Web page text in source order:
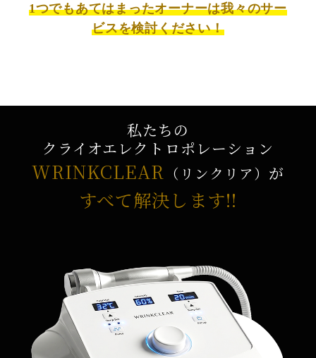
1つでもあてはまったオーナーは我々のサー
ビスを検討ください！
私たちの
クライオエレクトロポレーション
WRINKCLEAR （リンクリア） が
すべて解決します!!